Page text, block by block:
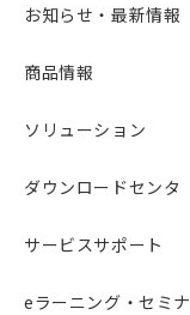
お知らせ・最新情報
商品情報
ソリューション
ダウンロードセンタ
サービスサポート
eラーニング・セミナ